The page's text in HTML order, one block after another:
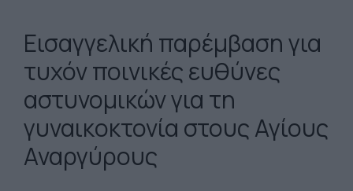
Εισαγγελική παρέμβαση για
τυχόν ποινικές ευθύνες
αστυνομικών για τη
γυναικοκτονία στους Αγίους
Αναργύρους